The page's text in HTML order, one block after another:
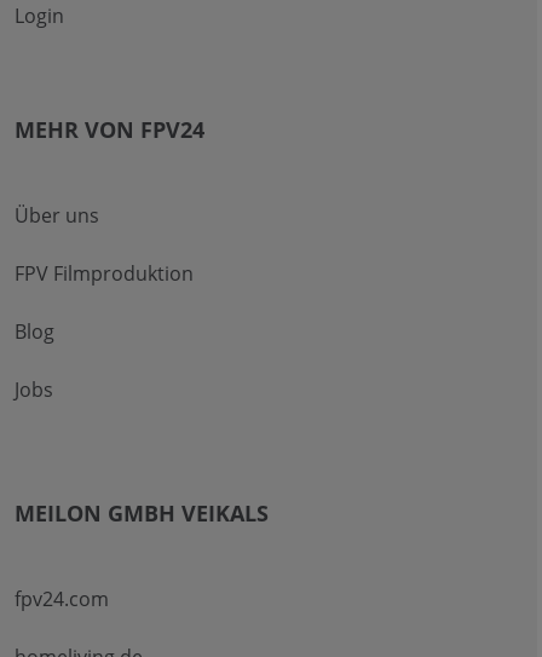
Login
MEHR VON FPV24
Über uns
FPV Filmproduktion
Blog
Jobs
MEILON GMBH VEIKALS
fpv24.com